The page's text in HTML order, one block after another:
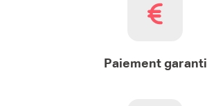
Paiement garanti